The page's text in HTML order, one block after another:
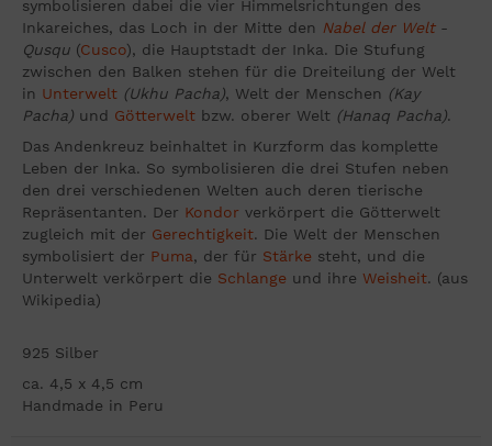
symbolisieren dabei die vier Himmelsrichtungen des
Inkareiches, das Loch in der Mitte den Nabel der Welt-
Qusqu (Cusco), die Hauptstadt der Inka. Die Stufung
zwischen den Balken stehen für die Dreiteilung der Welt
in Unterwelt (Ukhu Pacha), Welt der Menschen (Kay
Pacha) und Götterwelt bzw. oberer Welt (Hanaq Pacha).
Das Andenkreuz beinhaltet in Kurzform das komplette
Leben der Inka. So symbolisieren die drei Stufen neben
den drei verschiedenen Welten auch deren tierische
Repräsentanten. Der Kondor verkörpert die Götterwelt
zugleich mit der Gerechtigkeit. Die Welt der Menschen
symbolisiert der Puma, der für Stärke steht, und die
Unterwelt verkörpert die Schlange und ihre Weisheit. (aus
Wikipedia)
925 Silber
ca. 4,5 x 4,5 cm
Handmade in Peru